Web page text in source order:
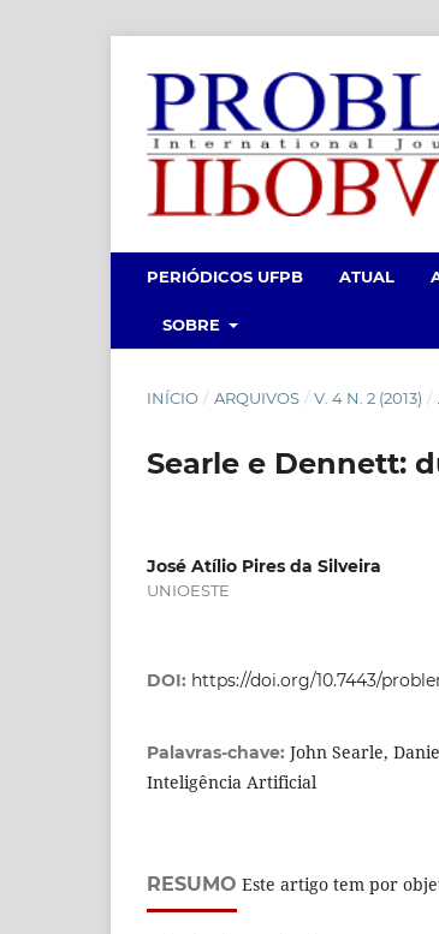
PERIÓDICOS UFPB ATUAL
SOBRE
INÍCIO / ARQUIVOS / V. 4 N. 2 (2013) /
Searle e Dennett:
José Atílio Pires da Silveira
UNIOESTE
DOI: https://doi.org/10.7443/
Palavras-chave: John Searle,
Inteligência Artificial
RESUMO Este artigo tem por